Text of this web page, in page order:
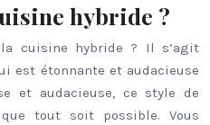
hybride ?
cuisine hybride ? Il s’agit
est étonnante et audacieuse
et audacieuse, ce style de
tout soit possible. Vous